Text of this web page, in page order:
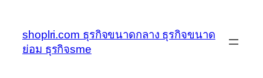
เนื้อหา
shoplri.com ธุรกิจขนาดกลาง ธุรกิจขนาด
ย่อม ธุรกิจsme